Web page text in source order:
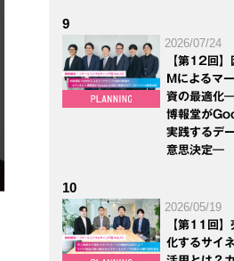
9
2026/07/24
【第12回
Mによるマ
資の最適化
博報堂が
実践するデ
意思決定―
10
2026/05/19
【第11回】
化するサイ